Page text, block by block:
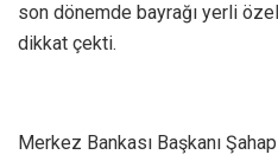
son dönemde bayrağı yerli
dikkat çekti.
Merkez Bankası Başkanı